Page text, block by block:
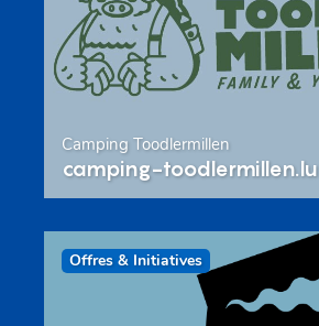
Camping Toodlermillen
camping-toodlermillen.lu
Offres & Initiatives